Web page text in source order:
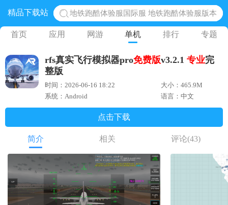
精品下载站
网易光遇手游正版 点亮星空共庆周年
黎明觉醒生机腾讯正版 黎明觉醒生机国际服
蛋仔派对下载 蛋仔派对体验服
奥特曼王者传奇 正版奥特曼游戏
首页 应用 网游 单机 排行 专题
rfs真实飞行模拟器pro免费版v3.2.1 专业完
整版
时间：2026-06-16 18:22
大小：465.9M
系统：Android
语言：中文
点击下载
简介 相关 评论(43)